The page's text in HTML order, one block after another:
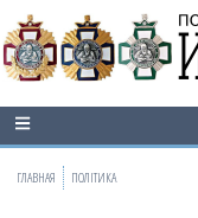
ГЛАВНАЯ ПОЛІТИКА